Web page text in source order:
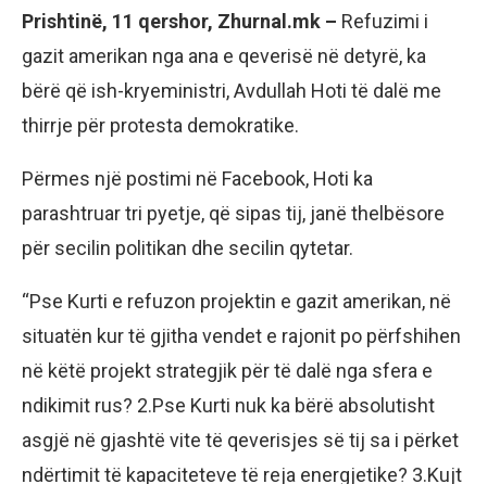
Prishtinë, 11 qershor, Zhurnal.mk – Refuzimi i
gazit amerikan nga ana e qeverisë në detyrë, ka
bërë që ish-kryeministri, Avdullah Hoti të dalë me
thirrje për protesta demokratike.
Përmes një postimi në Facebook, Hoti ka
parashtruar tri pyetje, që sipas tij, janë thelbësore
për secilin politikan dhe secilin qytetar.
“Pse Kurti e refuzon projektin e gazit amerikan, në
situatën kur të gjitha vendet e rajonit po përfshihen
në këtë projekt strategjik për të dalë nga sfera e
ndikimit rus? 2.Pse Kurti nuk ka bërë absolutisht
asgjë në gjashtë vite të qeverisjes së tij sa i përket
ndërtimit të kapaciteteve të reja energjetike? 3.Kujt